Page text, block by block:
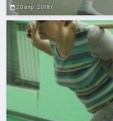
20 апр. 2018 г.